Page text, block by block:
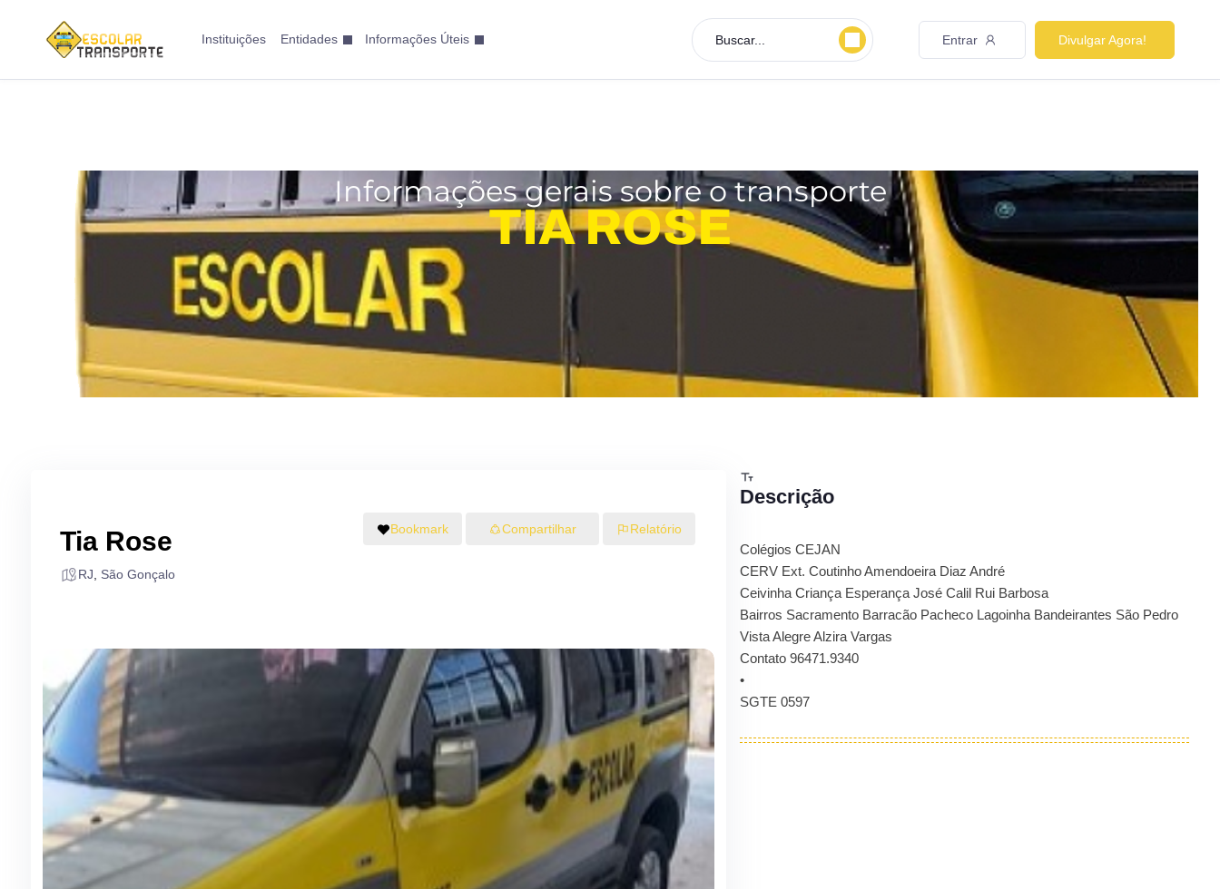
Instituições Entidades Informações Úteis Buscar... Entrar Divulgar Agora!
Informações gerais sobre o transporte
TIA ROSE
Tia Rose Bookmark Compartilhar Relatório
RJ São Gonçalo
Descrição
Colégios CEJAN
CERV Ext. Coutinho Amendoeira Diaz André
Ceivinha Criança Esperança José Calil Rui Barbosa
Bairros Sacramento Barracão Pacheco Lagoinha Bandeirantes São Pedro
Vista Alegre Alzira Vargas
Contato 96471.9340
•
SGTE 0597